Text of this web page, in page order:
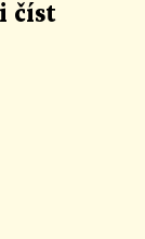
číst